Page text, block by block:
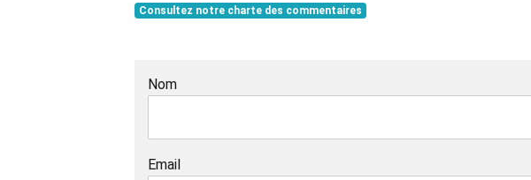
Consultez notre charte des commentaires
Nom
Email